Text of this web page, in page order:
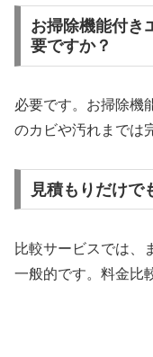
お掃除機能付き
要ですか？
必要です。お掃除機
のカビや汚れまでは
見積もりだけで
比較サービスでは、
一般的です。料金比